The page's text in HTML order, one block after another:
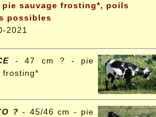
pie sauvage frosting*, poils
possibles
2021
- 47 cm ? - pie
frosting*
? - 45/46 cm - pie